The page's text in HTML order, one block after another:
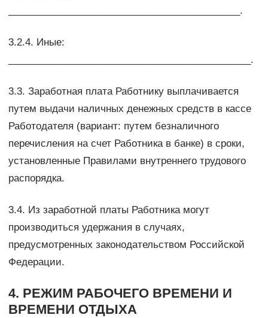
___________________________________________.
3.2.4. Иные:
_____________________________________________.
3.3. Заработная плата Работнику выплачивается
путем выдачи наличных денежных средств в кассе
Работодателя (вариант: путем безналичного
перечисления на счет Работника в банке) в сроки,
установленные Правилами внутреннего трудового
распорядка.
3.4. Из заработной платы Работника могут
производиться удержания в случаях,
предусмотренных законодательством Российской
Федерации.
4. РЕЖИМ РАБОЧЕГО ВРЕМЕНИ И
ВРЕМЕНИ ОТДЫХА